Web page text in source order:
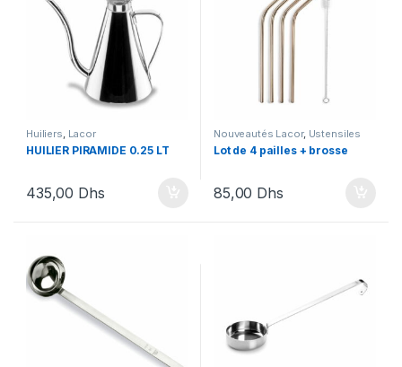
Huiliers, Lacor
HUILIER PIRAMIDE 0.25 LT
435,00 Dhs
Nouveautés Lacor, Ustensiles
Lot de 4 pailles + brosse
85,00 Dhs